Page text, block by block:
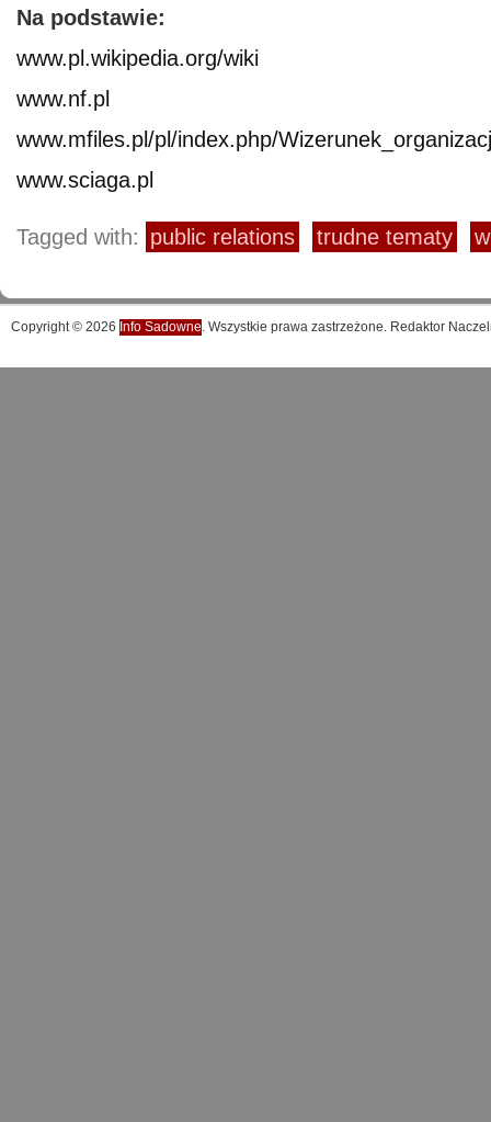
Na podstawie:
www.pl.wikipedia.org/wiki
www.nf.pl
www.mfiles.pl/pl/index.php/
www.sciaga.pl
Tagged with: public relations trudne tematy
Copyright © 2026 Info Sadowne. Wszystkie prawa zastrzeżone. Redaktor